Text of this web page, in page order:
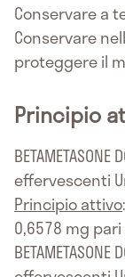
Conservare a
Conservare
proteggere il
Principio
effervescenti
Principio attivo
0,6578 mg